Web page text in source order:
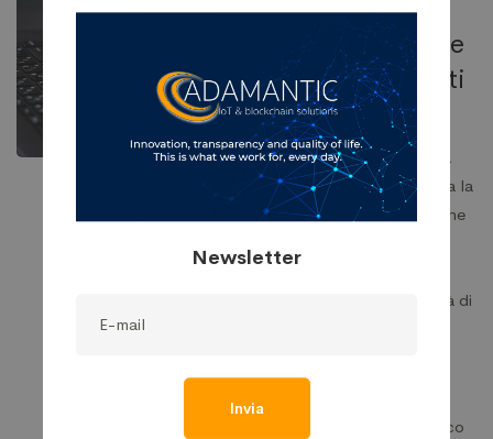
Prega che
non capiti
a te…
In una società
che estremizza la
centralizzazione
proprie attività di
Domenico
Newsletter
Invia